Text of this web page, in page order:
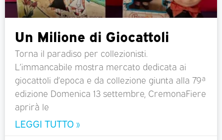
Un Milione di Giocattoli
Torna il paradiso per collezionisti.
L’immancabile mostra mercato dedicata ai
giocattoli d’epoca e da collezione giunta alla 79ª
edizione Domenica 13 settembre, CremonaFiere
aprirà le
LEGGI TUTTO »